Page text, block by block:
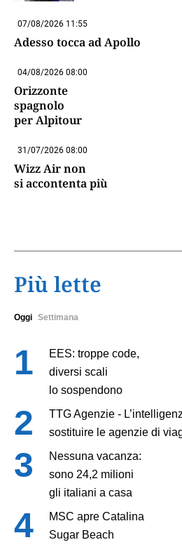
07/08/2026 11:55
Adesso tocca ad Apollo
04/08/2026 08:00
Orizzonte
spagnolo
per Alpitour
31/07/2026 08:00
Wizz Air non
si accontenta più
Più lette
Oggi Settimana
EES: troppe code,
diversi scali
lo sospendono
TTG Agenzie -
sostituire le agenzie di
Nessuna vacanza:
sono 24,2 milioni
gli italiani a casa
MSC apre Catalina
Sugar Beach